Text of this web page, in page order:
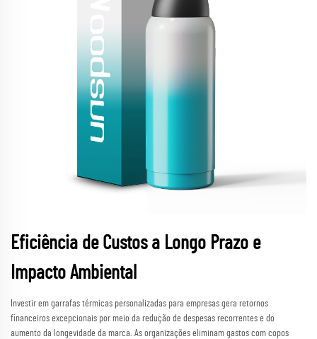
Eficiência de Custos a Longo Prazo e
Impacto Ambiental
Investir em garrafas térmicas personalizadas para empresas gera retornos
financeiros excepcionais por meio da redução de despesas recorrentes e do
aumento da longevidade da marca. As organizações eliminam gastos com copos